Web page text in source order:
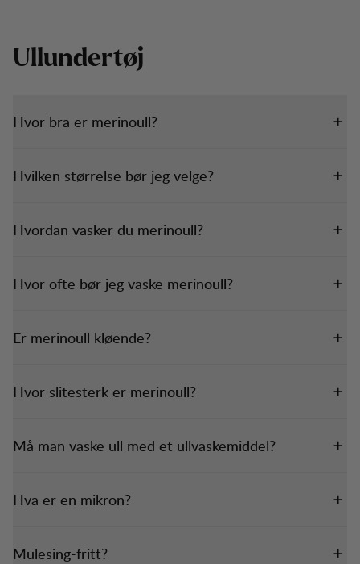
Ullundertøj
Hvor bra er merinoull?
Hvilken størrelse bør jeg velge?
Hvordan vasker du merinoull?
Hvor ofte bør jeg vaske merinoull?
Er merinoull kløende?
Hvor slitesterk er merinoull?
Må man vaske ull med et ullvaskemiddel?
Hva er en mikron?
Mulesing-fritt?